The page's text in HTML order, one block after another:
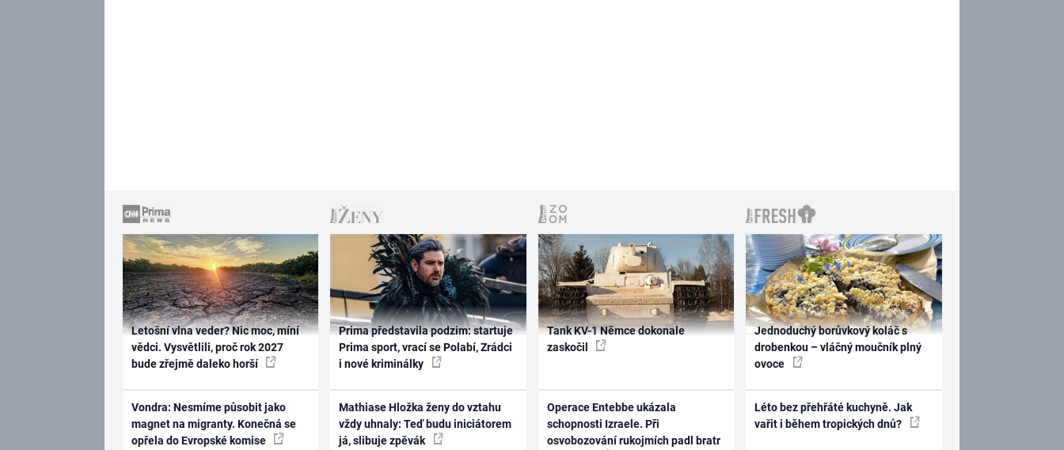
Letošní vlna veder? Nic moc, míní
vědci. Vysvětlili, proč rok 2027
bude zřejmě daleko horší
Vondra: Nesmíme působit jako
magnet na migranty. Konečná se
opřela do Evropské komise
Prima představila podzim: startuje
Prima sport, vrací se Polabí, Zrádci
i nové kriminálky
Mathiase Hložka ženy do vztahu
vždy uhnaly: Teď budu iniciátorem
já, slibuje zpěvák
Tank KV-1 Němce dokonale
zaskočil
Operace Entebbe ukázala
schopnosti Izraele. Při
osvobozování rukojmích padl bratr
Jednoduchý borůvkový koláč s
drobenkou – vláčný moučník plný
ovoce
Léto bez přehřáté kuchyně. Jak
vařit i během tropických dnů?